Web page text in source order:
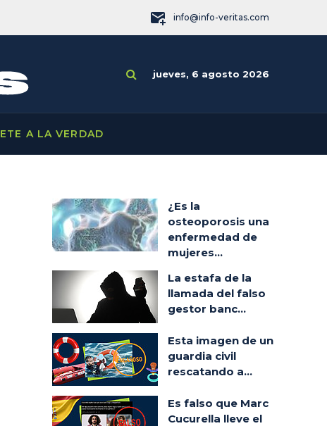
info@info-veritas.com
jueves, 6 agosto 2026
A LA VERDAD
¿Es la
osteoporosis una
enfermedad de
mujeres...
La estafa de la
llamada del falso
gestor banc...
Esta imagen de un
guardia civil
rescatando a...
Es falso que Marc
Cucurella lleve el